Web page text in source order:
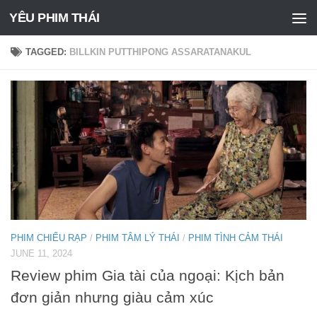
Skip to content
YÊU PHIM THÁI
TAGGED: BILLKIN PUTTHIPONG ASSARATANAKUL
PHIM CHIẾU RẠP / PHIM TÂM LÝ THÁI / PHIM TÌNH CẢM THÁI
JUNE 11, 2024
Review phim Gia tài của ngoại: Kịch bản
đơn giản nhưng giàu cảm xúc